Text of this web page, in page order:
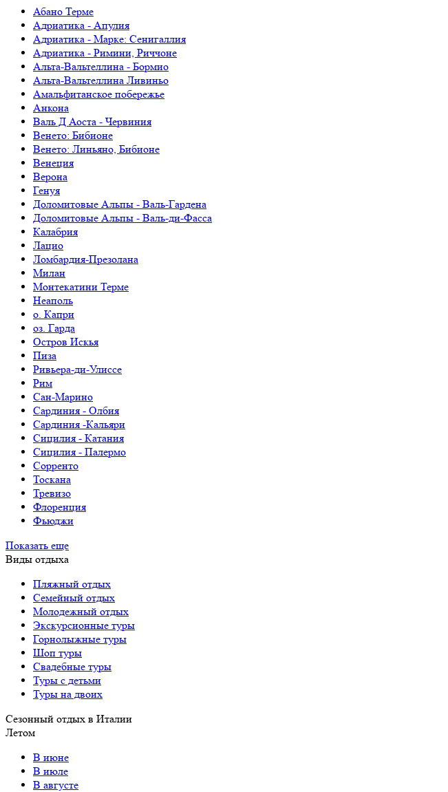
Абано Терме
Адриатика - Апулия
Адриатика - Марке: Сенигаллия
Адриатика - Римини, Риччоне
Альта-Вальтеллина - Бормио
Альта-Вальтеллина Ливиньо
Амальфитанское побережье
Анкона
Валь Д Аоста - Червиния
Венето: Бибионе
Венето: Линьяно, Бибионе
Венеция
Верона
Генуя
Доломитовые Альпы - Валь-Гардена
Доломитовые Альпы - Валь-ди-Фасса
Калабрия
Лацио
Ломбардия-Презолана
Милан
Монтекатини Терме
Неаполь
о. Капри
оз. Гарда
Остров Искья
Пиза
Ривьера-ди-Улиссе
Рим
Сан-Марино
Сардиния - Олбия
Сардиния -Кальяри
Сицилия - Катания
Сицилия - Палермо
Сорренто
Тоскана
Тревизо
Флоренция
Фьюджи
Показать еще
Виды отдыха
Пляжный отдых
Семейный отдых
Молодежный отдых
Экскурсионные туры
Горнолыжные туры
Шоп туры
Свадебные туры
Туры с детьми
Туры на двоих
Сезонный отдых в Италии
Летом
В июне
В июле
В августе